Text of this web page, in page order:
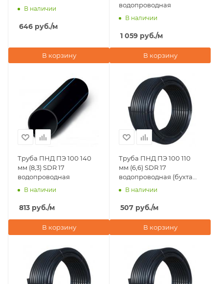
В наличии
646 руб./м
В корзину
водопроводная
В наличии
1 059 руб./м
В корзину
Труба ПНД ПЭ 100 140
мм (8,3) SDR 17
водопроводная
В наличии
813 руб./м
В корзину
Труба ПНД ПЭ 100 110
мм (6,6) SDR 17
водопроводная (бухта
50 м)
В наличии
507 руб./м
В корзину